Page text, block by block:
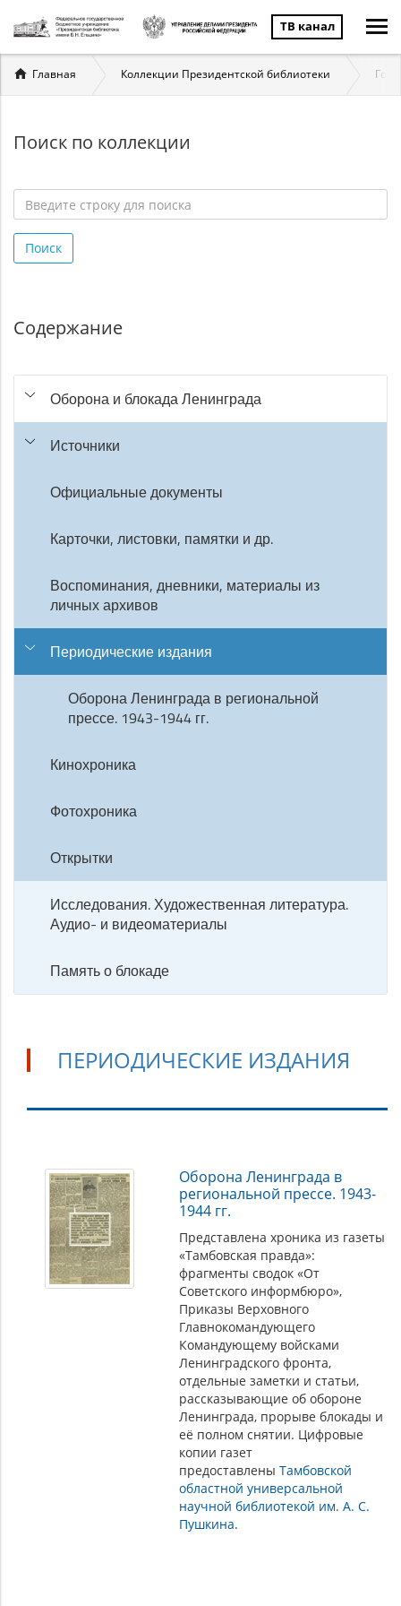
ТВ канал
Вы
здесь
Главная Коллекции Президентской библиотеки
Поиск по коллекции
строку
для
Поиск
Содержание
Оборона и блокада Ленинграда
Источники
Официальные документы
Карточки, листовки, памятки и др.
Воспоминания, дневники, материалы из
личных архивов
Периодические издания
Оборона Ленинграда в региональной
прессе. 1943-1944 гг.
Кинохроника
Фотохроника
Открытки
Исследования. Художественная литература.
Аудио- и видеоматериалы
Память о блокаде
ПЕРИОДИЧЕСКИЕ ИЗДАНИЯ
Периодические
издания
Оборона Ленинграда в
региональной прессе. 1943-
1944 гг.
Представлена хроника из газеты
«Тамбовская правда»:
фрагменты сводок «От
Советского информбюро»,
Приказы Верховного
Главнокомандующего
Командующему войсками
Ленинградского фронта,
отдельные заметки и статьи,
рассказывающие об обороне
Ленинграда, прорыве блокады и
её полном снятии. Цифровые
копии газет
предоставлены Тамбовской
областной универсальной
научной библиотекой им. А. С.
Пушкина.